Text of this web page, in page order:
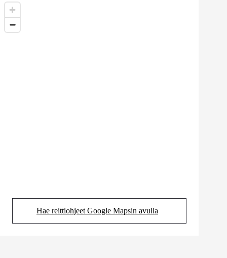
Hae reittiohjeet Google Mapsin avulla
(Aukeaa uudessa välilehdessä)